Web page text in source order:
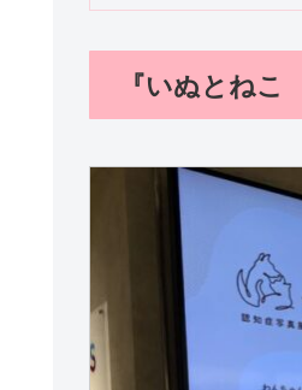
『いぬとね